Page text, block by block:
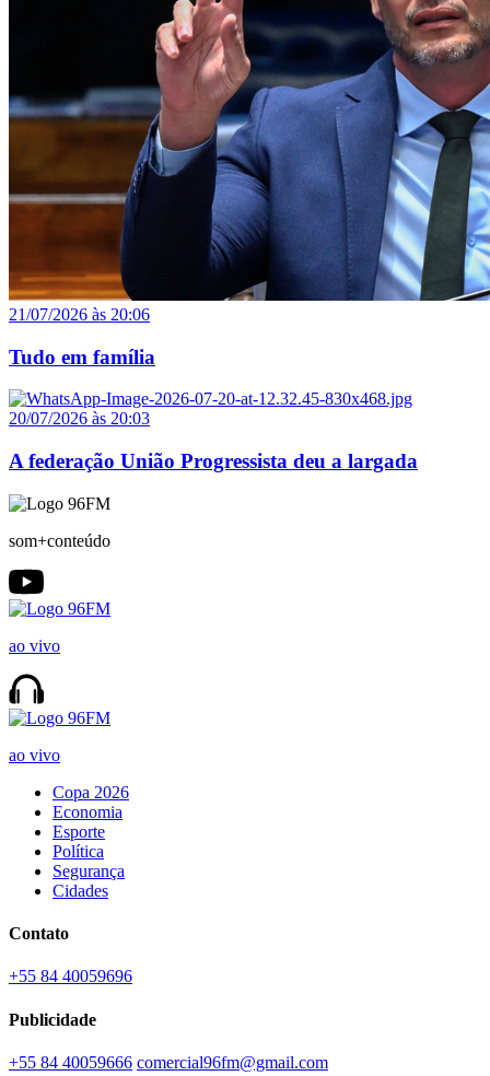
21/07/2026 às 20:06
Tudo em família
20/07/2026 às 20:03
A federação União Progressista deu a largada
som+conteúdo
ao vivo
ao vivo
Copa 2026
Economia
Esporte
Política
Segurança
Cidades
Contato
+55 84 40059696
Publicidade
+55 84 40059666 comercial96fm@gmail.com